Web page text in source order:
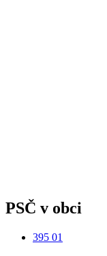
PSČ v obci
395 01